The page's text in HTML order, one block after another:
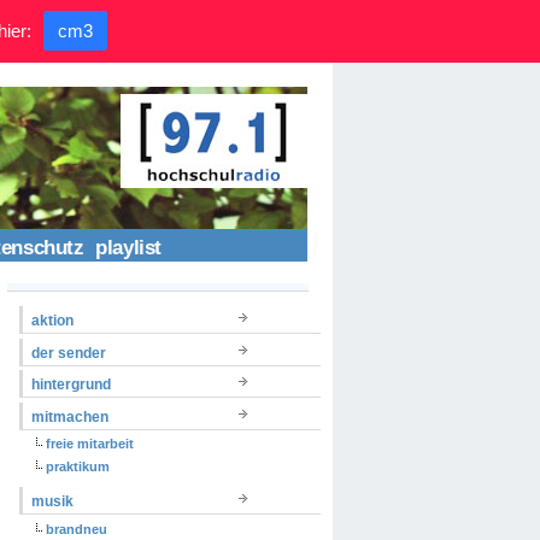
playlist
aktion
der sender
hintergrund
mitmachen
freie mitarbeit
praktikum
musik
brandneu
cm3